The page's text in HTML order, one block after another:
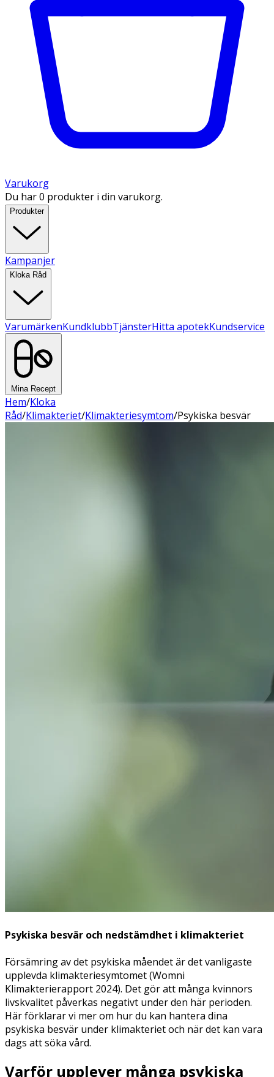
Varukorg
Du har 0 produkter i din varukorg.
Produkter
Kampanjer
Kloka Råd
VarumärkenKundklubbTjänsterHitta apotekKundservice
Mina Recept
Hem/Kloka
Råd/Klimakteriet/Klimakteriesymtom/Psykiska besvär
Psykiska besvär och nedstämdhet i klimakteriet
Försämring av det psykiska måendet är det vanligaste
upplevda klimakteriesymtomet(Womni
Klimakterierapport 2024). Det gör att många kvinnors
livskvalitet påverkas negativt under den här perioden.
Här förklarar vi mer om hur du kan hantera dina
psykiska besvär under klimakteriet och när det kan vara
dags att söka vård.
Varför upplever många psykiska